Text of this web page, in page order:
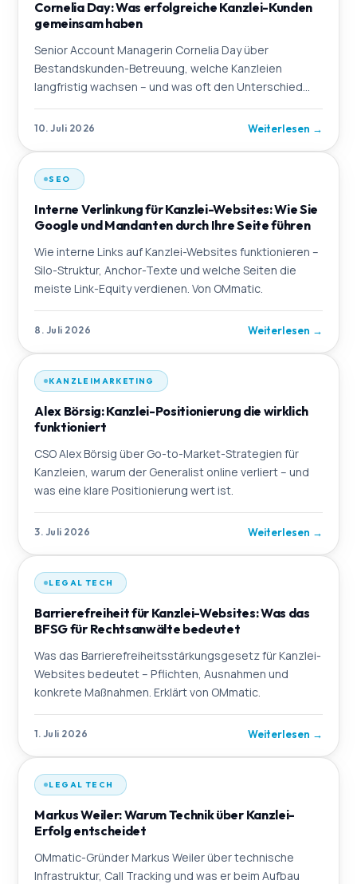
Cornelia Day: Was erfolgreiche Kanzlei-Kunden
gemeinsam haben
Senior Account Managerin Cornelia Day über
Bestandskunden-Betreuung, welche Kanzleien
langfristig wachsen – und was oft den Unterschied
10. Juli 2026 Weiterlesen →
SEO
Interne Verlinkung für Kanzlei-Websites: Wie Sie
Google und Mandanten durch Ihre Seite führen
Wie interne Links auf Kanzlei-Websites funktionieren –
Silo-Struktur, Anchor-Texte und welche Seiten die
meiste Link-Equity verdienen. Von OMmatic.
8. Juli 2026 Weiterlesen →
KANZLEIMARKETING
Alex Börsig: Kanzlei-Positionierung die wirklich
funktioniert
CSO Alex Börsig über Go-to-Market-Strategien für
Kanzleien, warum der Generalist online verliert – und
was eine klare Positionierung wert ist.
3. Juli 2026 Weiterlesen →
LEGAL TECH
Barrierefreiheit für Kanzlei-Websites: Was das
BFSG für Rechtsanwälte bedeutet
Was das Barrierefreiheitsstärkungsgesetz für Kanzlei-
Websites bedeutet – Pflichten, Ausnahmen und
konkrete Maßnahmen. Erklärt von OMmatic.
1. Juli 2026 Weiterlesen →
LEGAL TECH
Markus Weiler: Warum Technik über Kanzlei-
Erfolg entscheidet
OMmatic-Gründer Markus Weiler über technische
Infrastruktur, Call Tracking und was er beim Aufbau